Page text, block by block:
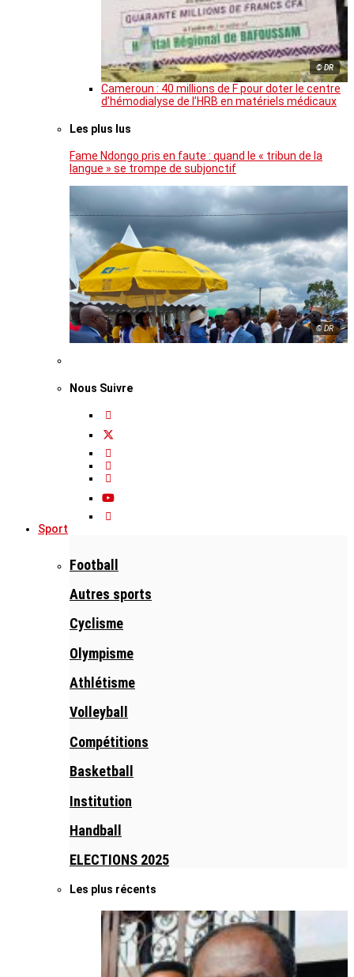
© DR
Cameroun : 40 millions de F pour doter le centre
d’hémodialyse de l’HRB en matériels médicaux
Les plus lus
Fame Ndongo pris en faute : quand le « tribun de la
langue » se trompe de subjonctif
© DR
Nous Suivre
Sport
Football
Autres sports
Cyclisme
Olympisme
Athlétisme
Volleyball
Compétitions
Basketball
Institution
Handball
ELECTIONS 2025
Les plus récents